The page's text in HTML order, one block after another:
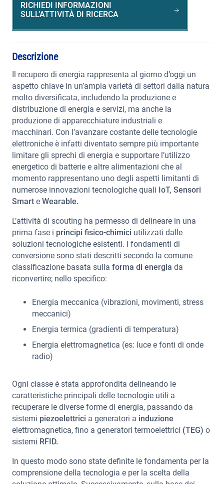
RICHIEDI INFORMAZIONI
SULL’ATTIVITÀ DI RICERCA
Descrizione
Il recupero di energia rappresenta al giorno d’oggi un
aspetto chiave in un’ampia varietà di settori dalla natura
molto diversificata, includendo la produzione e
distribuzione di energia e servizi, ma anche la
produzione di apparecchiature industriali e
macchinari. Con l’avanzare costante delle tecnologie
elettroniche è infatti diventato sempre più importante
limitare gli sprechi di energia e supportare l’utilizzo
energetico di batterie e altre alimentazioni che al
momento rappresentano uno degli aspetti limitanti di
numerose innovazioni tecnologiche quali IoT, Sensori
Smart e Wearable.
L’attività di scouting ha permesso di delineare in una
prima fase i principi fisico-chimici utilizzati dalle
soluzioni tecnologiche esistenti. I fondamenti di
conversione sono stati descritti secondo la comune
classificazione basata sulla forma di energia da
riconvertire; nello specifico:
Energia meccanica (vibrazioni, movimenti, stress
meccanici)
Energia termica (gradienti di temperatura)
Energia elettromagnetica (es: luce e fonti di onde
radio)
Ogni classe è stata approfondita delineando le
caratteristiche principali delle tecnologie utili a
recuperare le diverse forme di energia, passando da
sistemi piezoelettrici a generatori a induzione
elettromagnetica, fino a generatori termoelettrici (TEG) o
sistemi RFID.
In questo modo sono state definite le fondamenta per la
comprensione della tecnologia e per la scelta della